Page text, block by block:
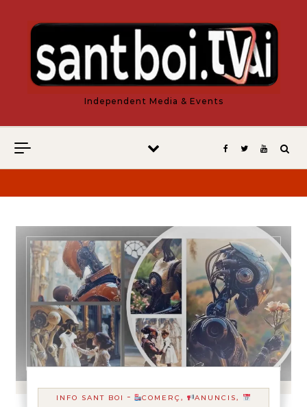
Independent Media & Events
INFO SANT BOI - COMERÇ,
ANUNCIS,